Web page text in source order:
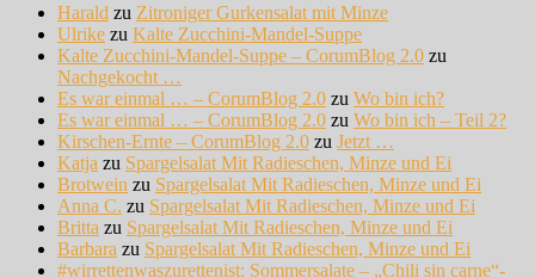
Harald zu Zitroniger Gurkensalat mit Minze
Ulrike zu Kalte Zucchini-Mandel-Suppe
Kalte Zucchini-Mandel-Suppe – CorumBlog 2.0 zu
Nachgekocht …
Es war einmal … – CorumBlog 2.0 zu Wo bin ich?
Es war einmal … – CorumBlog 2.0 zu Wo bin ich – Teil 2?
Kirschen-Ernte – CorumBlog 2.0 zu Jetzt …
Katja zu Spargelsalat Mit Radieschen, Minze und Ei
Brotwein zu Spargelsalat Mit Radieschen, Minze und Ei
Anna C. zu Spargelsalat Mit Radieschen, Minze und Ei
Britta zu Spargelsalat Mit Radieschen, Minze und Ei
Barbara zu Spargelsalat Mit Radieschen, Minze und Ei
#wirrettenwaszurettenist: Sommersalate – „Chili sin carne“-